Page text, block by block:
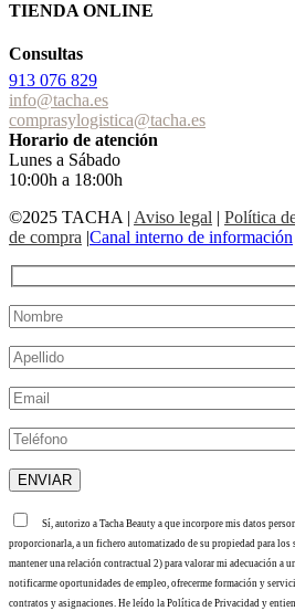
TIENDA ONLINE
Consultas
913 076 829
info@tacha.es
comprasylogistica@tacha.es
Horario de atención
Lunes a Sábado
10:00h a 18:00h
©2025 TACHA | Aviso legal | Política
de compra |Canal interno de información
Sí, autorizo a Tacha Beauty a que incorpore mis datos
proporcionarla, a un fichero automatizado de su propiedad para los
mantener una relación contractual 2) para valorar mi adecuación a
notificarme oportunidades de empleo, ofrecerme formación y
contratos y asignaciones. He leído la Política de Privacidad y